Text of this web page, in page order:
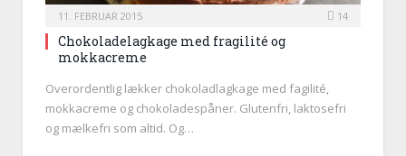
11. FEBRUAR 2015 14
Chokoladelagkage med fragilité og
mokkacreme
Overordentlig lækker chokoladlagkage med fagilité,
mokkacreme og chokoladespåner. Glutenfri, laktosefri
og mælkefri som altid. Og…